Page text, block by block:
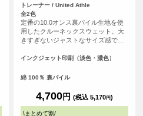
トレーナー / United Athle
全2色
定番の10.0オンス裏パイル生地を使
用したクルーネックスウェット。大
きすぎないジャストなサイズ感であ
調整しアウトラインに丸みをつける
した。
インクジェット印刷（淡色・濃色）
綿 100％ 裏パイル
4,700円 (税込 5,170円)
\まとめて割/